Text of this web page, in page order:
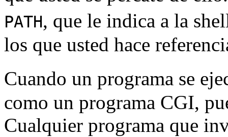
PATH, que le indica a la
los que usted hace
Cuando un programa se
como un programa CGI,
Cualquier programa que